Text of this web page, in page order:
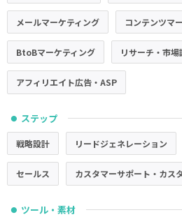
メールマーケティング コンテンツマ
BtoBマーケティング リサーチ・市場
アフィリエイト広告・ASP
● ステップ
戦略設計 リードジェネレーション
セールス カスタマーサポート・カス
● ツール・素材